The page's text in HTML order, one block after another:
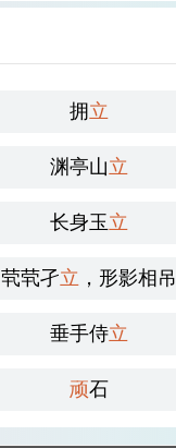
拥 立
渊亭山立
长身玉立
茕茕孑立 ，形影相吊
垂手侍立
顽石